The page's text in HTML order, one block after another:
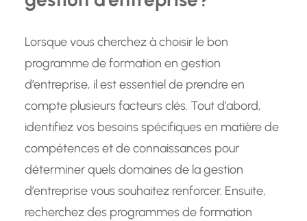
Lorsque vous cherchez à choisir le bon
programme de formation en gestion
d’entreprise, il est essentiel de prendre en
compte plusieurs facteurs clés. Tout d’abord,
identifiez vos besoins spécifiques en matière de
compétences et de connaissances pour
déterminer quels domaines de la gestion
d’entreprise vous souhaitez renforcer. Ensuite,
recherchez des programmes de formation